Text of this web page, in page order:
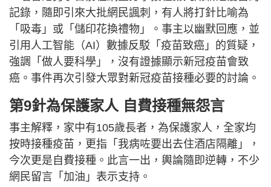
記錄，隨即引來大批網民諷刺，有人將打針比喻為
「吸毒」或「儲印花換禮物」。事主以幽默回應，並
引用人工智能（AI）數據反駁「疫苗致癌」的質疑，
強調「做人要科學」，沒有證據顯示新冠疫苗會致
癌。事件再次引發大眾對新冠疫苗接種必要的討論。
第9針為保護家人 自費接種無怨言
事主解釋，家中有105歲長者，為保護家人，全家均
按時接種疫苗，更指「我病咗要出去住酒店隔離」，
今次更是自費接種。此言一出，輿論隨即逆轉，不少
網民留言「加油」表示支持。